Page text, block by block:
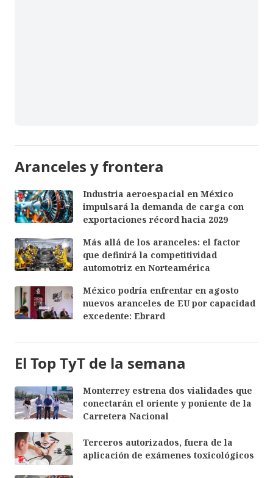
Aranceles y frontera
Industria aeroespacial en México
impulsará la demanda de carga con
exportaciones récord hacia 2029
Más allá de los aranceles: el factor
que definirá la competitividad
automotriz en Norteamérica
México podría enfrentar en agosto
nuevos aranceles de EU por capacidad
excedente: Ebrard
El Top TyT de la semana
Monterrey estrena dos vialidades que
conectarán el oriente y poniente de la
Carretera Nacional
Terceros autorizados, fuera de la
aplicación de exámenes toxicológicos